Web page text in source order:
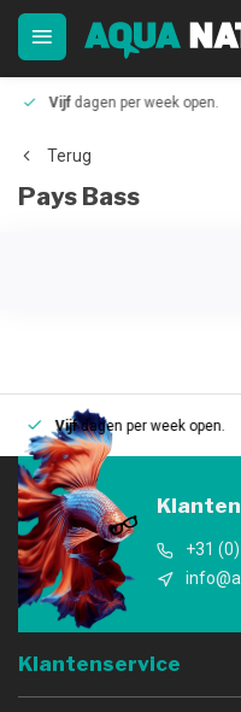
Vijfdagen per week open.
Terug
Pays Bass
Vijfdagen per week open.
+31
Klantenservice